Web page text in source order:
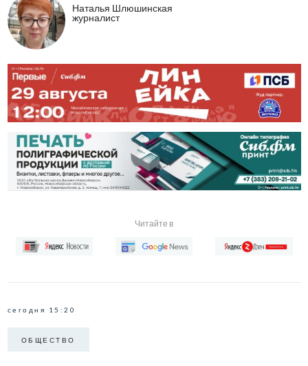
Наталья Шлюшинская
журналист
Читайте в
сегодня 15:20
ОБЩЕСТВО